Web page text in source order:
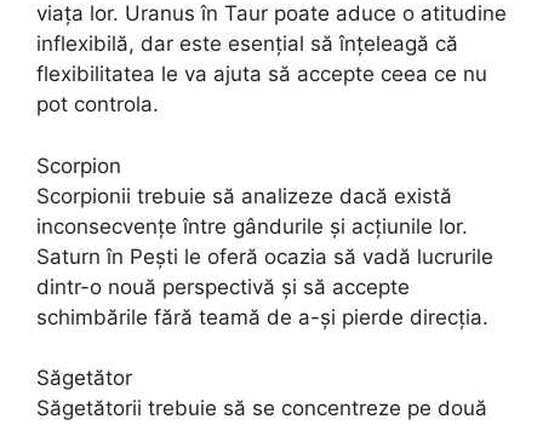
viața lor. Uranus în Taur poate aduce o atitudine
inflexibilă, dar este esențial să înțeleagă că
flexibilitatea le va ajuta să accepte ceea ce nu
pot controla.
Scorpion
Scorpionii trebuie să analizeze dacă există
inconsecvențe între gândurile și acțiunile lor.
Saturn în Pești le oferă ocazia să vadă lucrurile
dintr-o nouă perspectivă și să accepte
schimbările fără teamă de a-și pierde direcția.
Săgetător
Săgetătorii trebuie să se concentreze pe două